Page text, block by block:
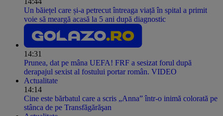
Un băiețel care și-a petrecut întreaga viață în spital a primit
voie să meargă acasă la 5 ani după diagnostic
14:31
Prunea, dat pe mâna UEFA! FRF a sesizat forul după
derapajul sexist al fostului portar român. VIDEO
Actualitate
14:14
Cine este bărbatul care a scris „Anna” într-o inimă colorată pe
stânca de pe Transfăgărăşan